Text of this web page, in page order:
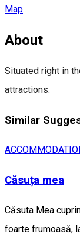
Map
About
Situated right in
attractions.
Similar
Căsuța mea
Căsuta Mea
foarte frumoasă,